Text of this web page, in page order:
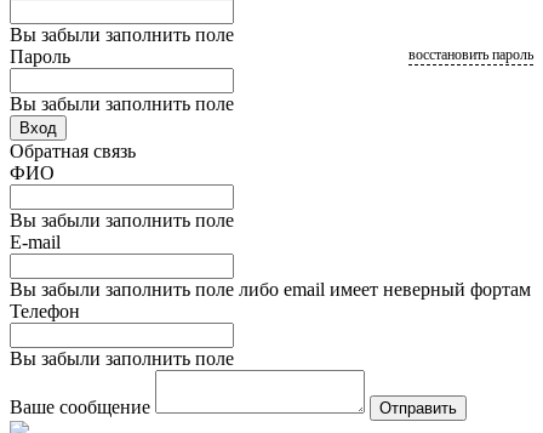
Вы забыли заполнить поле
Пароль
Вы забыли заполнить поле
восстановить пароль
Вход
Обратная связь
ФИО
Вы забыли заполнить поле
E-mail
Вы забыли заполнить поле либо email имеет неверный фортам
Телефон
Вы забыли заполнить поле
Ваше сообщение Отправить